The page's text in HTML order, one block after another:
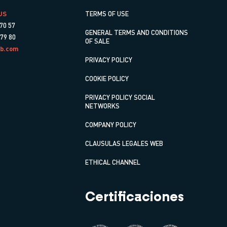
57
80
TERMS OF USE
GENERAL TERMS AND CONDITIONS
OF SALE
PRIVACY POLICY
COOKIE POLICY
PRIVACY POLICY SOCIAL
NETWORKS
COMPANY POLICY
CLAUSULAS LEGALES WEB
ETHICAL CHANNEL
Certificaciones